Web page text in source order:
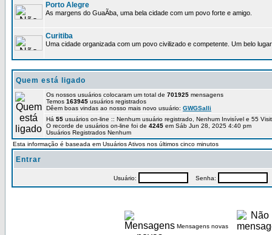
Porto Alegre
As margens do GuaÃ­ba, uma bela cidade com um povo forte e amigo.
Curitiba
Uma cidade organizada com um povo civilizado e competente. Um belo
Quem está ligado
Os nossos usuários colocaram um total de 701925 mensagens
Temos 163945 usuários registrados
Dêem boas vindas ao nosso mais novo usuário: GWGSalli
Há 55 usuários on-line :: Nenhum usuário registrado, Nenhum Invisível e 55
O recorde de usuários on-line foi de 4245 em Sáb Jun 28, 2025 4:40 pm
Usuários Registrados Nenhum
Esta informação é baseada em Usuários Ativos nos últimos cinco minutos
Entrar
Usuário: Senha:
Mensagens novas